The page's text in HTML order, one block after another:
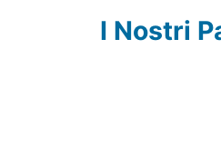
I Nostri